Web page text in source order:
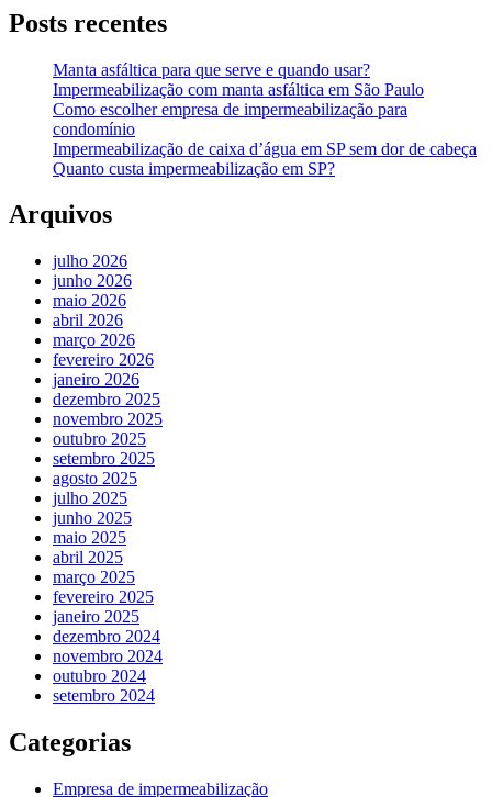
Posts recentes
Manta asfáltica para que serve e quando usar?
Impermeabilização com manta asfáltica em São Paulo
Como escolher empresa de impermeabilização para
condomínio
Impermeabilização de caixa d’água em SP sem dor de cabeça
Quanto custa impermeabilização em SP?
Arquivos
julho 2026
junho 2026
maio 2026
abril 2026
março 2026
fevereiro 2026
janeiro 2026
dezembro 2025
novembro 2025
outubro 2025
setembro 2025
agosto 2025
julho 2025
junho 2025
maio 2025
abril 2025
março 2025
fevereiro 2025
janeiro 2025
dezembro 2024
novembro 2024
outubro 2024
setembro 2024
Categorias
Empresa de impermeabilização